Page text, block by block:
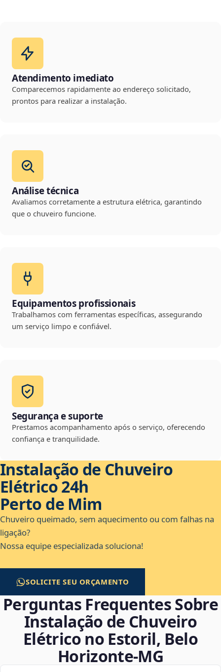
Atendimento imediato
Comparecemos rapidamente ao endereço solicitado,
prontos para realizar a instalação.
Análise técnica
Avaliamos corretamente a estrutura elétrica, garantindo
que o chuveiro funcione.
Equipamentos profissionais
Trabalhamos com ferramentas específicas, assegurando
um serviço limpo e confiável.
Segurança e suporte
Prestamos acompanhamento após o serviço, oferecendo
confiança e tranquilidade.
Instalação de Chuveiro
Elétrico 24h
Perto de Mim
Chuveiro queimado, sem aquecimento ou com falhas na
ligação?
Nossa equipe especializada soluciona!
SOLICITE SEU ORÇAMENTO
Perguntas Frequentes Sobre
Instalação de Chuveiro
Elétrico no Estoril, Belo
Horizonte‑MG